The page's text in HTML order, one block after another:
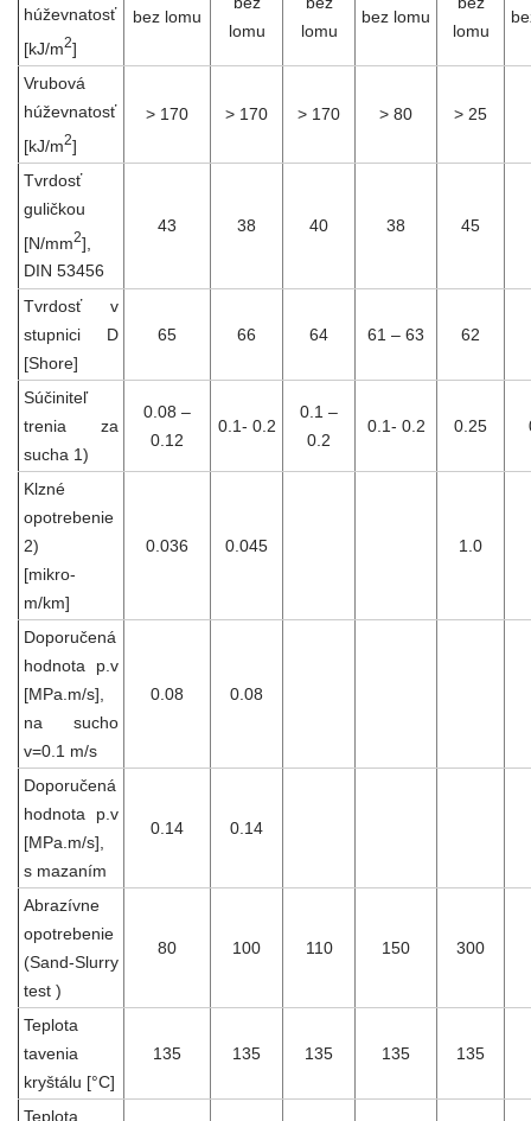
húževnatosť
[kJ/m2]
bez lomu
lomu
lomu
bez lomu
lomu
Vrubová
húževnatosť
[kJ/m2]
> 170 > 170 > 170 > 80 > 25
Tvrdosť
guličkou
[N/mm2],
DIN 53456
43 38 40 38 45
Tvrdosť v
stupnici D
[Shore]
65 66 64 61 – 63 62
Súčiniteľ
trenia za
sucha 1)
0.08 –
0.12
0.1- 0.2
0.1 –
0.2
0.1- 0.2 0.25
Klzné
opotrebenie
2)
[mikro-
m/km]
0.036 0.045 1.0
Doporučená
hodnota p.v
[MPa.m/s],
na sucho
v=0.1 m/s
0.08 0.08
Doporučená
hodnota p.v
[MPa.m/s],
s mazaním
0.14 0.14
Abrazívne
opotrebenie
(Sand-Slurry
test )
80 100 110 150 300
Teplota
tavenia
kryštálu [°C]
135 135 135 135 135
Teplota